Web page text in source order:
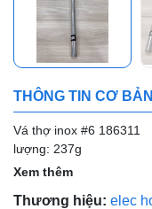
THÔNG TIN CƠ BẢN
Vá thợ inox #6 186311
lượng: 237g
Xem thêm
Thương hiệu: elec